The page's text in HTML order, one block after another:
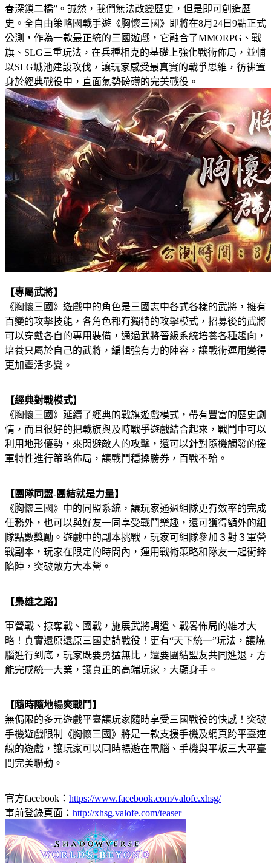
春深鎖二橋”。誠然，我們無法改變歷史，但是即可創造歷
史。全自由策略國戰手遊《胸懷三國》即將在8月24日9點正式
公測，作為一款最正統的三國遊戲，它融合了MMORPG、戰
旗、SLG三重玩法，在兵種相克的基礎上強化戰術佈局，並輔
以SLG城池建設攻伐，讓玩家感受最真實的戰爭思維，彷彿置
身於經典戰役中，直面氣勢磅礡的完美戰役。
【專屬武將】
《胸懷三國》遊戲中的角色是三國志中各式各樣的武將，擁有
百變的攻擊技能，各角色都有獨特的攻擊模式，招募後的武將
可以穿戴各自的專用裝備，通過武將晉級系統培養各種趨向，
培養只屬於自己的武將，編輯強有力的陣容，讓戰術運用變得
更加靈活多變。
【經典對戰模式】
《胸懷三國》延續了經典的戰旗遊戲模式，帶有豐富的歷史劇
情，而且很好的把戰旗與及時戰爭遊戲結合起來，戰鬥中可以
利用地形優勢，來閃避敵人的攻擊，還可以針對隨機觸發的援
軍特性進行策略佈局，讓戰鬥穩操勝券，百戰不殆。
【團隊同盟-團結就是力量】
《胸懷三國》中的同盟系統，讓玩家通過組隊更有效率的完成
任務外，也可以與好友一同享受戰鬥樂趣，還可獲得額外的組
隊點數獎勵。遊戲中的副本挑戰，玩家可組隊參加３對３軍營
戰副本，玩家在限定的時間內，運用戰術策略和隊友一起衝鋒
陷陣，突破敵方大本營。
【梟雄之路】
軍營戰、掠奪戰、國戰，施展武將調遣、戰畧佈局的雄才大
略！真實還原還原三國史詩戰役！更有“天下統一”玩法，讓燒
腦進行到底，玩家既要勇猛無比，還要團結盟友共同進退，方
能完成統一大業，讓真正的高端玩家，大顯身手。
【隨時隨地暢爽戰鬥】
無侷限的多元遊戲平臺讓玩家隨時享受三國戰役的快感！突破
手機遊戲限制《胸懷三國》將是一款支援手機及網頁跨平臺連
線的遊戲，讓玩家可以同時暢遊在電腦、手機與平板三大平臺
間完美聯動。
官方facebook： https://www.facebook.com/valofe.xhsg/
事前登錄頁面： http://xhsg.valofe.com/teaser